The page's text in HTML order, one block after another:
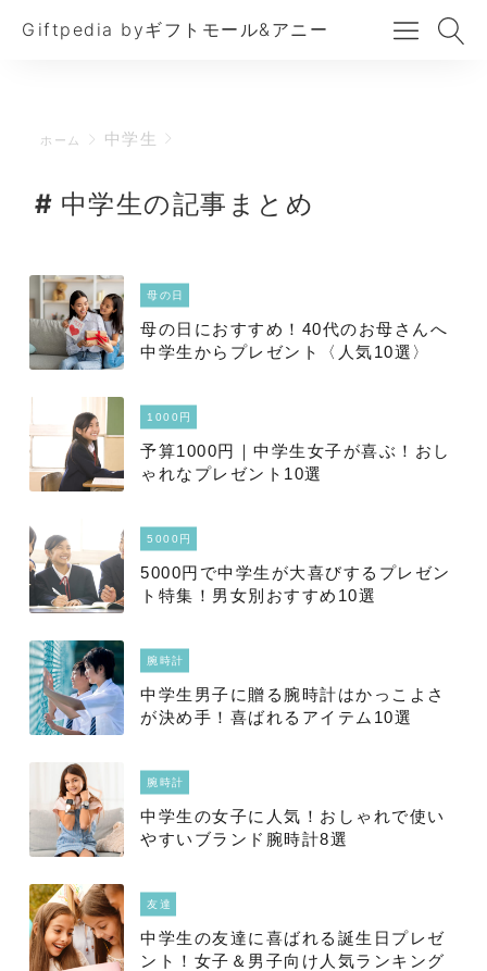
Giftpedia byギフトモール&アニー
ホーム 中学生
中学生の記事まとめ
母の日
母の日におすすめ！40代のお母さんへ
中学生からプレゼント〈人気10選〉
1000円
予算1000円｜中学生女子が喜ぶ！おし
ゃれなプレゼント10選
5000円
5000円で中学生が大喜びするプレゼン
ト特集！男女別おすすめ10選
腕時計
中学生男子に贈る腕時計はかっこよさ
が決め手！喜ばれるアイテム10選
腕時計
中学生の女子に人気！おしゃれで使い
やすいブランド腕時計8選
友達
中学生の友達に喜ばれる誕生日プレゼ
ント！女子＆男子向け人気ランキング